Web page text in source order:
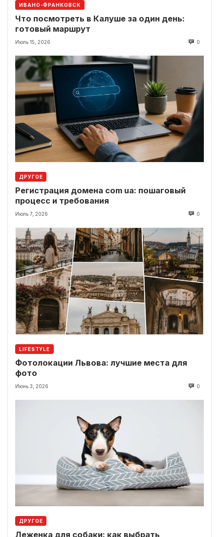
ИВАНО-ФРАНКОВСК
Что посмотреть в Калуше за один день:
готовый маршрут
Июль 15, 2026 0
ДРУГОЕ
Регистрация домена com ua: пошаговый
процесс и требования
Июль 7, 2026 0
LIFESTYLE
Фотолокации Львова: лучшие места для
фото
Июнь 3, 2026 0
ДРУГОЕ
Леженка для собаки: как выбрать